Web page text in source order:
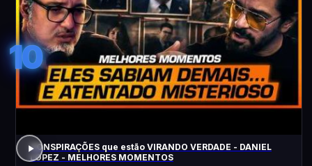
10
CONSPIRAÇÕES que estão VIRANDO VERDADE - DANIEL
LOPEZ - MELHORES MOMENTOS